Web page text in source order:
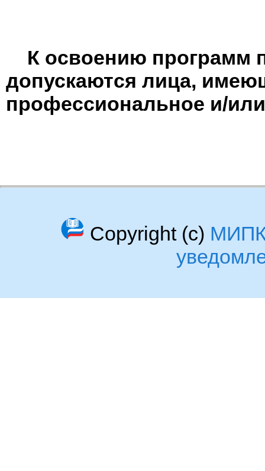
К освоению программ
допускаются лица,
профессиональное и/
Copyright (c)